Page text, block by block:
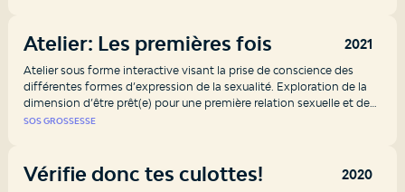
2021
Atelier: Les premières fois
Atelier sous forme interactive visant la prise de conscience des
différentes formes d’expression de la sexualité. Exploration de la
dimension d’être prêt(e) pour une première relation sexuelle et des
craintes qui peuvent y être associées.
SOS GROSSESSE
2020
Vérifie donc tes culottes!